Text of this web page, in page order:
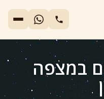
במצפה